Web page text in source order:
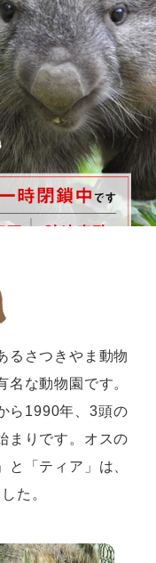
るさつきやま動物
名な動物園です。
ら1990年、3頭の
まりです。オスの
と「ティア」は、
た。